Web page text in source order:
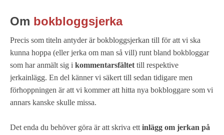
Om bokbloggsjerka
Precis som titeln antyder är bokbloggsjerkan till för att vi ska
kunna hoppa (eller jerka om man så vill) runt bland bokbloggar
som har anmält sig i kommentarsfältet till respektive
jerkainlägg. En del känner vi säkert till sedan tidigare men
förhoppningen är att vi kommer att hitta nya bokbloggare som vi
annars kanske skulle missa.
Det enda du behöver göra är att skriva ett inlägg om jerkan på